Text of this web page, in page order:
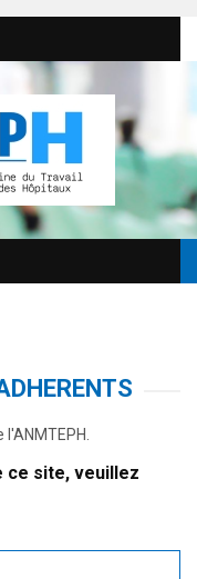
ce site, veuillez